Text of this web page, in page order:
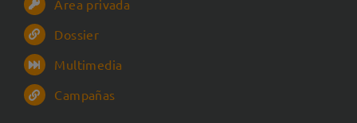
Área privada
Dossier
Multimedia
Campañas